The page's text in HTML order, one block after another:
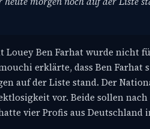
Louey Ben Farhat wurde
erklärte, dass Ben
auf der Liste stand. Der
vor. Beide sollen
vier Profis aus